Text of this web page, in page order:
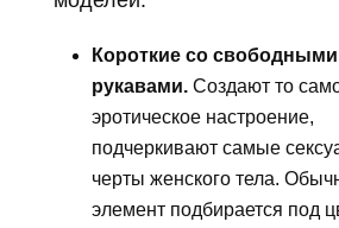
Короткие со свободными
рукавами.Создают то
эротическое настроение,
подчеркивают самые
черты женского тела.
элемент подбирается под